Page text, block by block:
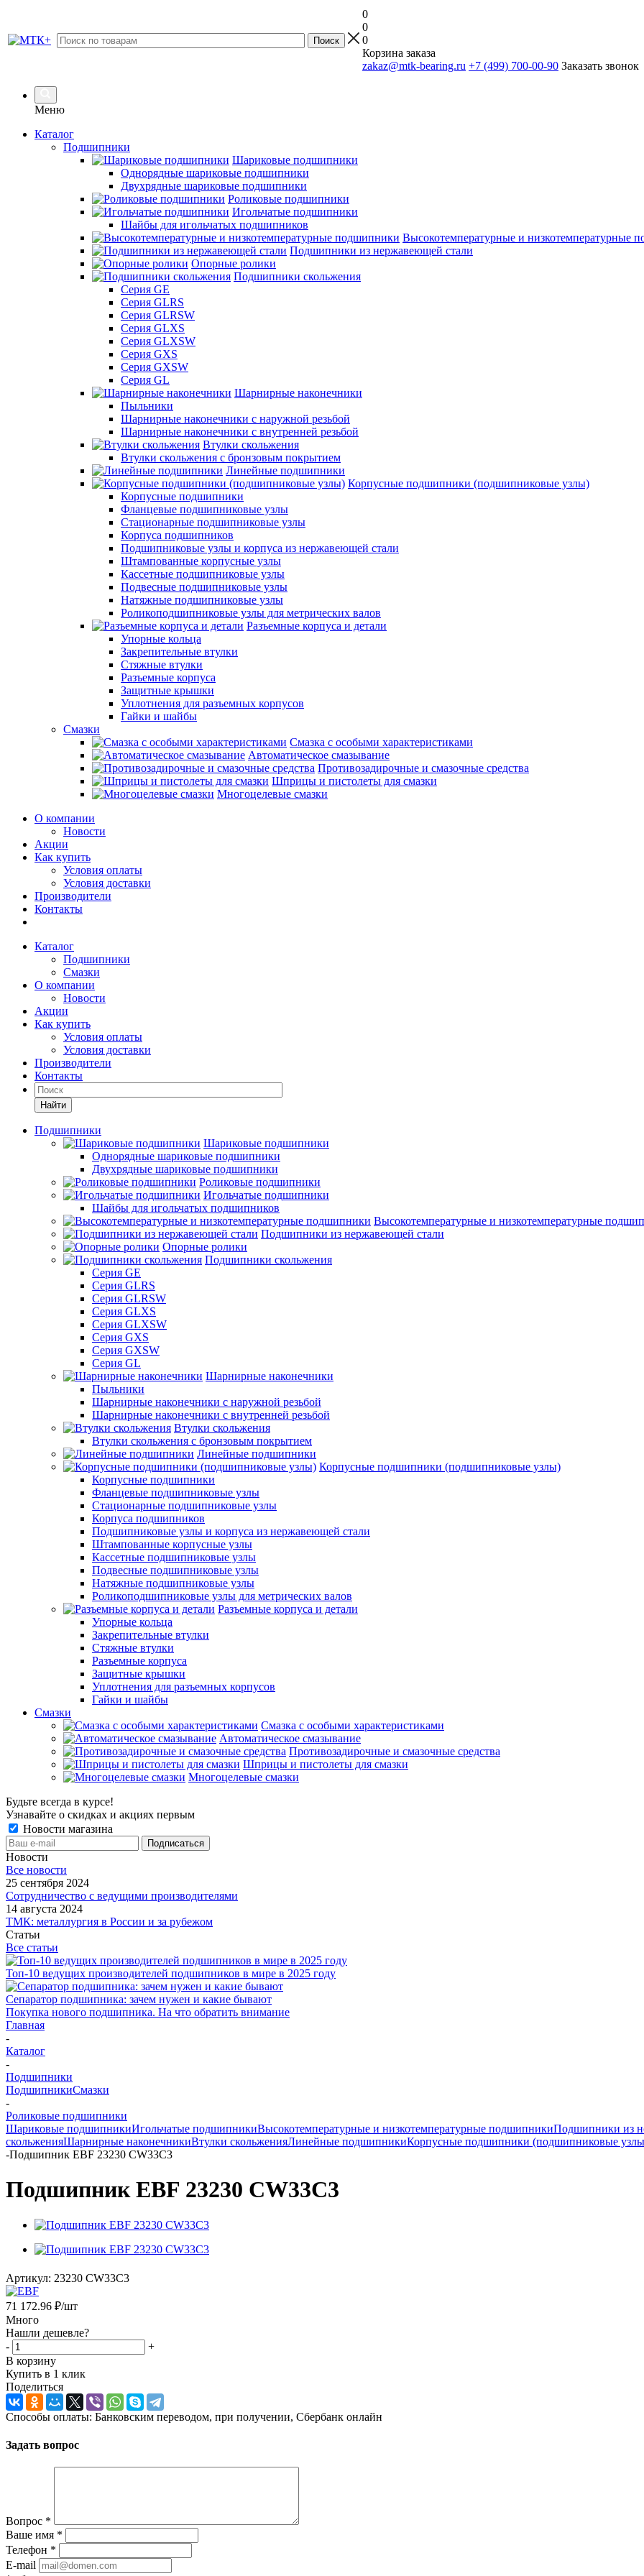
0
0
0
Корзина заказа
zakaz@mtk-bearing.ru +7 (499) 700-00-90 Заказать звонок
Меню
Каталог
Подшипники
Шариковые подшипники
Однорядные шариковые подшипники
Двухрядные шариковые подшипники
Роликовые подшипники
Игольчатые подшипники
Шайбы для игольчатых подшипников
Высокотемпературные и низкотемпературные
Подшипники из нержавеющей стали
Опорные ролики
Подшипники скольжения
Серия GE
Серия GLRS
Серия GLRSW
Серия GLXS
Серия GLXSW
Серия GXS
Серия GXSW
Серия GL
Шарнирные наконечники
Пыльники
Шарнирные наконечники с наружной резьбой
Шарнирные наконечники с внутренней резьбой
Втулки скольжения
Втулки скольжения с бронзовым покрытием
Линейные подшипники
Корпусные подшипники (подшипниковые узлы)
Корпусные подшипники
Фланцевые подшипниковые узлы
Стационарные подшипниковые узлы
Корпуса подшипников
Подшипниковые узлы и корпуса из нержавеющей стали
Штампованные корпусные узлы
Кассетные подшипниковые узлы
Подвесные подшипниковые узлы
Натяжные подшипниковые узлы
Роликоподшипниковые узлы для метрических валов
Разъемные корпуса и детали
Упорные кольца
Закрепительные втулки
Стяжные втулки
Разъемные корпуса
Защитные крышки
Уплотнения для разъемных корпусов
Гайки и шайбы
Смазки
Смазка с особыми характеристиками
Автоматическое смазывание
Противозадирочные и смазочные средства
Шприцы и пистолеты для смазки
Многоцелевые смазки
О компании
Новости
Акции
Как купить
Условия оплаты
Условия доставки
Производители
Контакты
Каталог
Подшипники
Смазки
О компании
Новости
Акции
Как купить
Условия оплаты
Условия доставки
Производители
Контакты
Найти
Подшипники
Шариковые подшипники
Однорядные шариковые подшипники
Двухрядные шариковые подшипники
Роликовые подшипники
Игольчатые подшипники
Шайбы для игольчатых подшипников
Высокотемпературные и низкотемпературные
Подшипники из нержавеющей стали
Опорные ролики
Подшипники скольжения
Серия GE
Серия GLRS
Серия GLRSW
Серия GLXS
Серия GLXSW
Серия GXS
Серия GXSW
Серия GL
Шарнирные наконечники
Пыльники
Шарнирные наконечники с наружной резьбой
Шарнирные наконечники с внутренней резьбой
Втулки скольжения
Втулки скольжения с бронзовым покрытием
Линейные подшипники
Корпусные подшипники (подшипниковые узлы)
Корпусные подшипники
Фланцевые подшипниковые узлы
Стационарные подшипниковые узлы
Корпуса подшипников
Подшипниковые узлы и корпуса из нержавеющей стали
Штампованные корпусные узлы
Кассетные подшипниковые узлы
Подвесные подшипниковые узлы
Натяжные подшипниковые узлы
Роликоподшипниковые узлы для метрических валов
Разъемные корпуса и детали
Упорные кольца
Закрепительные втулки
Стяжные втулки
Разъемные корпуса
Защитные крышки
Уплотнения для разъемных корпусов
Гайки и шайбы
Смазки
Смазка с особыми характеристиками
Автоматическое смазывание
Противозадирочные и смазочные средства
Шприцы и пистолеты для смазки
Многоцелевые смазки
Будьте всегда в курсе!
Узнавайте о скидках и акциях первым
Новости магазина
Новости
Все новости
25 сентября 2024
Сотрудничество с ведущими производителями
14 августа 2024
ТМК: металлургия в России и за рубежом
Статьи
Все статьи
Топ-10 ведущих производителей подшипников в мире в 2025 году
Сепаратор подшипника: зачем нужен и какие бывают
Покупка нового подшипника. На что обратить внимание
Главная
-
Каталог
-
Подшипники
ПодшипникиСмазки
-
Роликовые подшипники
Шариковые подшипникиИгольчатые подшипникиВысокотемпературные и низкотемпературные подшипникиПодшипники из
скольженияШарнирные наконечникиВтулки скольженияЛинейные подшипникиКорпусные подшипники (подшипниковые
-Подшипник EBF 23230 CW33C3
Подшипник EBF 23230 CW33C3
Артикул: 23230 CW33C3
71 172.96 ₽/шт
Много
Нашли дешевле?
-
+
В корзину
Купить в 1 клик
Поделиться
Способы оплаты: Банковским переводом, при получении, Сбербанк онлайн
Задать вопрос
Вопрос *
Ваше имя *
Телефон *
E-mail